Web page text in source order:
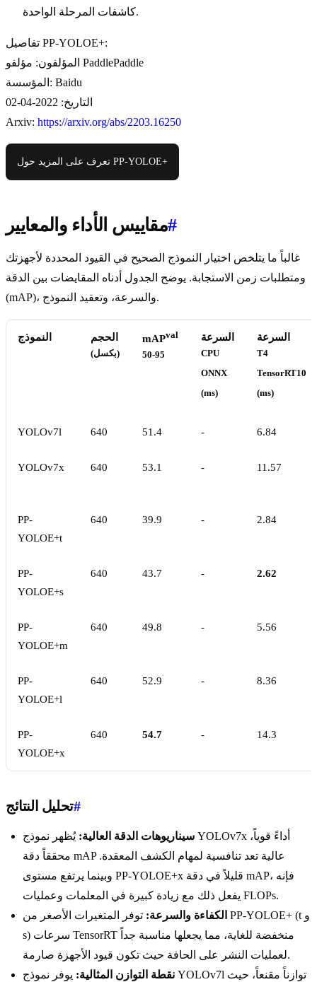
كاشفات المرحلة الواحدة.
تفاصيل PP-YOLOE+:
المؤلفون: مؤلفو PaddlePaddle
المؤسسة: Baidu
التاريخ: 2022-04-02
Arxiv: https://arxiv.org/abs/2203.16250
تعرف على المزيد حول PP-YOLOE+
مقاييس الأداء والمعايير#
غالباً ما يتلخص اختيار النموذج الصحيح في القيود المحددة لأجهزتك
ومتطلبات زمن الاستجابة. يوضح الجدول أدناه المقايضات بين الدقة
(mAP)، والسرعة، وتعقيد النموذج.
النموذج الحجم
(بكسل)
mAPval
50-95
السرعة
CPU
ONNX
(ms)
السرعة
T4
TensorRT10
(ms)
YOLOv7l 640 51.4 - 6.84
YOLOv7x 640 53.1 - 11.57
PP-
YOLOE+t
640 39.9 - 2.84
PP-
YOLOE+s
640 43.7 - 2.62
PP-
YOLOE+m
640 49.8 - 5.56
PP-
YOLOE+l
640 52.9 - 8.36
PP-
YOLOE+x
640 54.7 - 14.3
تحليل النتائج#
سيناريوهات الدقة العالية: يُظهر نموذج YOLOv7x أداءً قوياً،
محققاً دقة mAP عالية تعد تنافسية لمهام الكشف المعقدة.
وبينما يرتفع مستوى PP-YOLOE+x قليلاً في دقة mAP، فإنه
يفعل ذلك مع زيادة كبيرة في المعلمات وعمليات FLOPs.
الكفاءة والسرعة: توفر المتغيرات الأصغر من PP-YOLOE+ (t و
s) سرعات TensorRT منخفضة للغاية، مما يجعلها مناسبة جداً
لعمليات النشر على الحافة حيث تكون قيود الأجهزة صارمة.
نقطة التوازن المثالية: يوفر نموذج YOLOv7l توازناً مقنعاً، حيث